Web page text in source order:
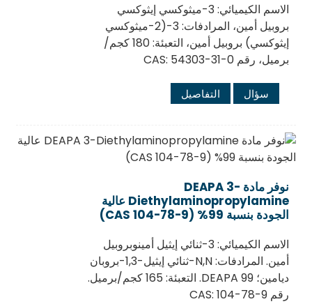
الاسم الكيميائي: 3-ميثوكسي إيثوكسي
بروبيل أمين، المرادفات: 3-(2-ميثوكسي
إيثوكسي) بروبيل أمين، التعبئة: 180 كجم/
برميل، رقم CAS: 54303-31-0
سؤال التفاصيل
نوفر مادة DEAPA 3-
Diethylaminopropylamine عالية
الجودة بنسبة 99% (CAS 104-78-9)
الاسم الكيميائي: 3-ثنائي إيثيل أمينوبروبيل
أمين. المرادفات: N,N-ثنائي إيثيل-1,3-بروبان
ديامين؛ DEAPA 99. التعبئة: 165 كجم/برميل.
رقم CAS: 104-78-9